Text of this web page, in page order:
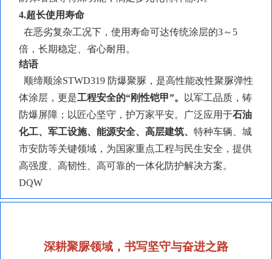
4.超长使用寿命
在恶劣复杂工况下，使用寿命可达传统涂层的3～5
倍，长期稳定、省心耐用。
结语
顺缔顺涂STWD319 防爆聚脲，是高性能改性聚脲弹性
体涂层，更是工程安全的“刚性铠甲”。
以军工品质，铸
防爆屏障；以匠心坚守，护万家平安。广泛应用于石油
化工、军工设施、能源安全、高层建筑、 特种车辆、城
市安防等关键领域，为国家重点工程与民生安全，提供
高强度、高韧性、高可靠的一体化防护解决方案。
DQW
深耕聚脲领域，书写坚守与奋进之路